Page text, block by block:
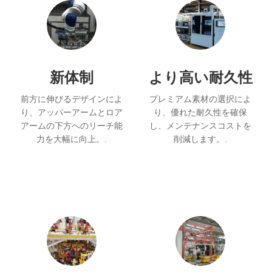
新体制
前方に伸びるデザインによ
り、アッパーアームとロア
アームの下方へのリーチ能
力を大幅に向上。.
より高い耐久性
プレミアム素材の選択によ
り、優れた耐久性を確保
し、メンテナンスコストを
削減します。.